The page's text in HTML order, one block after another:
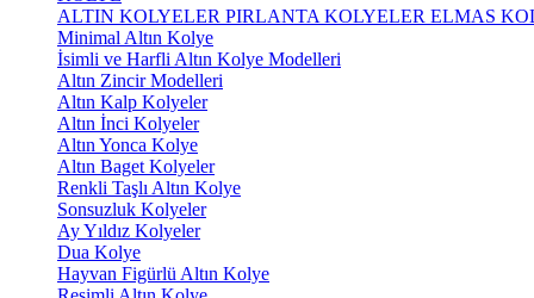
ALTIN KOLYELER PIRLANTA KOLYELER ELMAS
Minimal Altın Kolye
İsimli ve Harfli Altın Kolye Modelleri
Altın Zincir Modelleri
Altın Kalp Kolyeler
Altın İnci Kolyeler
Altın Yonca Kolye
Altın Baget Kolyeler
Renkli Taşlı Altın Kolye
Sonsuzluk Kolyeler
Ay Yıldız Kolyeler
Dua Kolye
Hayvan Figürlü Altın Kolye